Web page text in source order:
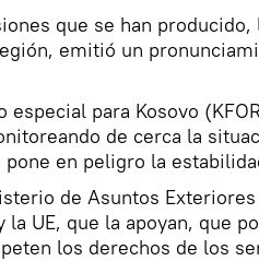
que se han producido,
emitió un
especial para Kosovo
de cerca la
en peligro la
de Asuntos
la UE, que la apoyan, que
los derechos de los